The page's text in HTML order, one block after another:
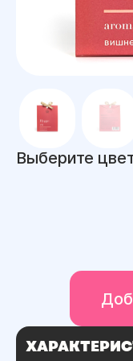
Выберите